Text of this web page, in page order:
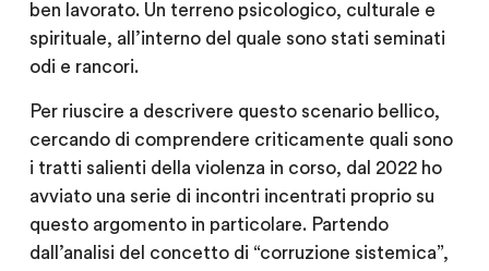
ben lavorato. Un terreno psicologico, culturale e
spirituale, all’interno del quale sono stati seminati
odi e rancori.
Per riuscire a descrivere questo scenario bellico,
cercando di comprendere criticamente quali sono
i tratti salienti della violenza in corso, dal 2022 ho
avviato una serie di incontri incentrati proprio su
questo argomento in particolare. Partendo
dall’analisi del concetto di “corruzione sistemica”,